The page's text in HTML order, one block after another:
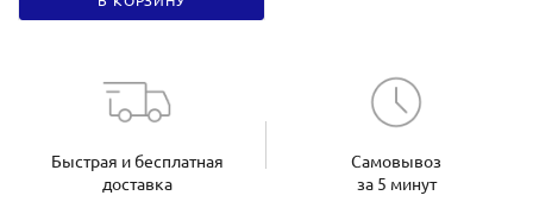
Быстрая и бесплатная
доставка
Самовывоз
за 5 минут